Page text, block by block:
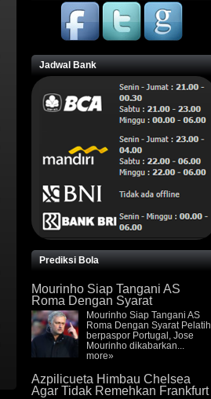
Jadwal Bank
Prediksi Bola
Mourinho Siap Tangani AS
Roma Dengan Syarat
Mourinho Siap Tangani AS
Roma Dengan Syarat Pelatih
berpaspor Portugal, Jose
Mourinho dikabarkan...
more»
Azpilicueta Himbau Chelsea
Agar Tidak Remehkan Frankfurt